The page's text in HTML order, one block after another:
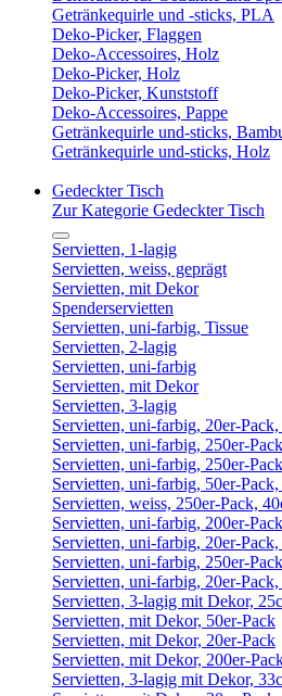
Getränkequirle und -sticks, PLA
Deko-Picker, Flaggen
Deko-Accessoires, Holz
Deko-Picker, Holz
Deko-Picker, Kunststoff
Deko-Accessoires, Pappe
Getränkequirle und-sticks,
Getränkequirle und-sticks, Holz
Gedeckter Tisch
Zur Kategorie Gedeckter Tisch
Servietten, 1-lagig
Servietten, weiss, geprägt
Servietten, mit Dekor
Spenderservietten
Servietten, uni-farbig, Tissue
Servietten, 2-lagig
Servietten, uni-farbig
Servietten, mit Dekor
Servietten, 3-lagig
Servietten, uni-farbig, 20er-
Servietten, uni-farbig, 250er-
Servietten, uni-farbig, 250er-
Servietten, uni-farbig, 50er-
Servietten, weiss, 250er-Pack,
Servietten, uni-farbig, 200er-
Servietten, uni-farbig, 20er-
Servietten, uni-farbig, 250er-
Servietten, uni-farbig, 20er-
Servietten, 3-lagig mit Dekor,
Servietten, mit Dekor, 50er-Pack
Servietten, mit Dekor, 20er-Pack
Servietten, mit Dekor, 200er-
Servietten, 3-lagig mit Dekor,